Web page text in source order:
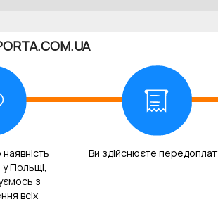
у Польщі,
з
всіх
Ви здійснюєте